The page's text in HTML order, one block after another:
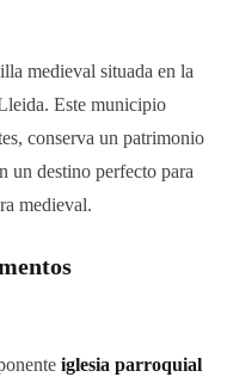
medieval situada en la
Este municipio
conserva un patrimonio
un destino perfecto para
medieval.
iglesia parroquial